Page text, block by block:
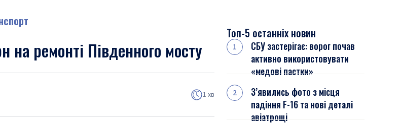
на ремонті Південного мосту
1 хв
Топ-5 останніх новин
СБУ застерігає: ворог почав
активно використовувати
«медові пастки»
З’явились фото з місця
падіння F-16 та нові деталі
авіатрощі